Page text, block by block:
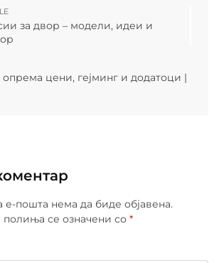
за двор – модели, идеи и
опрема цени, гејминг и додатоци |
е-пошта нема да биде објавена.
се означени со *